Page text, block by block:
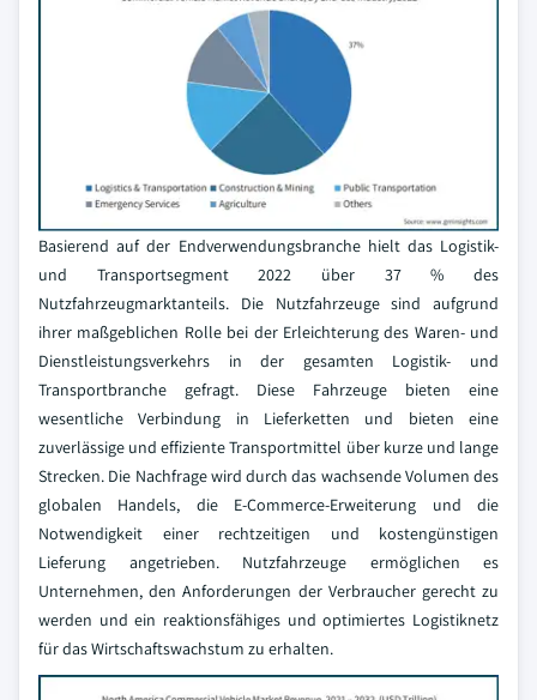
Basierend auf der Endverwendungsbranche hielt das Logistik-
und Transportsegment 2022 über 37 % des
Nutzfahrzeugmarktanteils. Die Nutzfahrzeuge sind aufgrund
ihrer maßgeblichen Rolle bei der Erleichterung des Waren- und
Dienstleistungsverkehrs in der gesamten Logistik- und
Transportbranche gefragt. Diese Fahrzeuge bieten eine
wesentliche Verbindung in Lieferketten und bieten eine
zuverlässige und effiziente Transportmittel über kurze und lange
Strecken. Die Nachfrage wird durch das wachsende Volumen des
globalen Handels, die E-Commerce-Erweiterung und die
Notwendigkeit einer rechtzeitigen und kostengünstigen
Lieferung angetrieben. Nutzfahrzeuge ermöglichen es
Unternehmen, den Anforderungen der Verbraucher gerecht zu
werden und ein reaktionsfähiges und optimiertes Logistiknetz
für das Wirtschaftswachstum zu erhalten.